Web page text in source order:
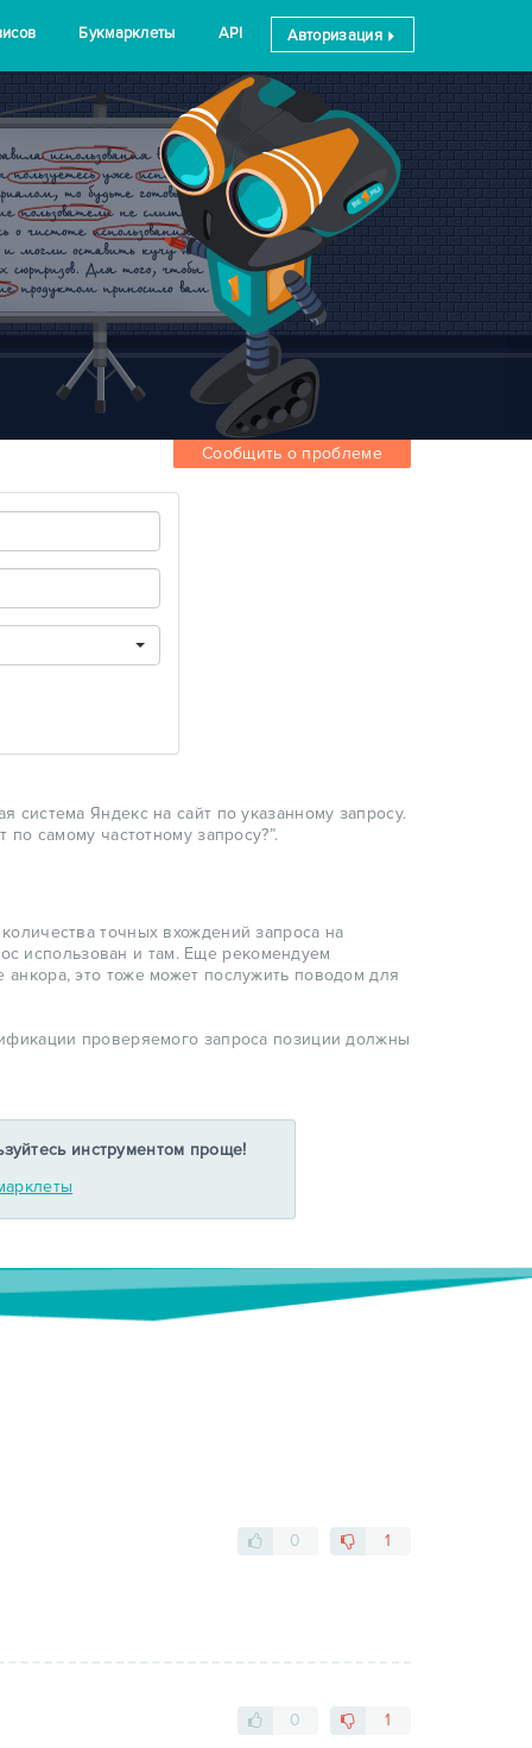
Букмарклеты API Авторизация
Сообщить о проблеме
система Яндекс на сайт по указанному запросу.
самому частотному запросу?”.
точных вхождений запроса на
использован и там. Еще рекомендуем
это тоже может послужить поводом для
проверяемого запроса позиции должны
инструментом проще!
0 1
0 1